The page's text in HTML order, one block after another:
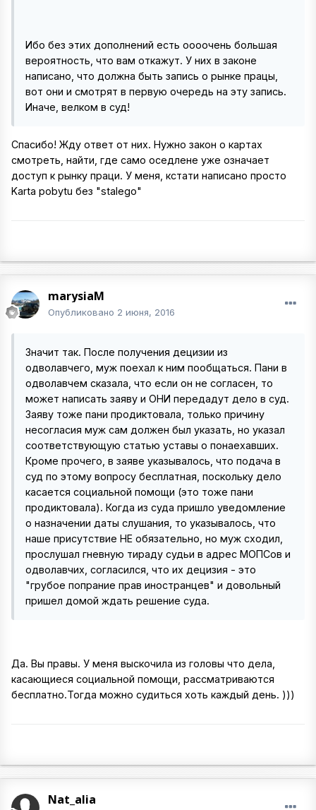
Ибо без этих дополнений есть оооочень большая
вероятность, что вам откажут. У них в законе
написано, что должна быть запись о рынке працы,
вот они и смотрят в первую очередь на эту запись.
Иначе, велком в суд!
Спасибо! Жду ответ от них. Нужно закон о картах
смотреть, найти, где само оседлене уже означает
доступ к рынку праци. У меня, кстати написано просто
Karta pobytu без "stalego"
marysiaM
Опубликовано 2 июня, 2016
Значит так. После получения децизии из
одволавчего, муж поехал к ним пообщаться. Пани в
одволавчем сказала, что если он не согласен, то
может написать заяву и ОНИ передадут дело в суд.
Заяву тоже пани продиктовала, только причину
несогласия муж сам должен был указать, но указал
соответствующую статью уставы о понаехавших.
Кроме прочего, в заяве указывалось, что подача в
суд по этому вопросу бесплатная, поскольку дело
касается социальной помощи (это тоже пани
продиктовала). Когда из суда пришло уведомление
о назначении даты слушания, то указывалось, что
наше присутствие НЕ обязательно, но муж сходил,
прослушал гневную тираду судьи в адрес МОПСов и
одволавчих, согласился, что их децизия - это
"грубое попрание прав иностранцев" и довольный
пришел домой ждать решение суда.
Да. Вы правы. У меня выскочила из головы что дела,
касающиеся социальной помощи, рассматриваются
бесплатно.Тогда можно судиться хоть каждый день. )))
Nat_alia